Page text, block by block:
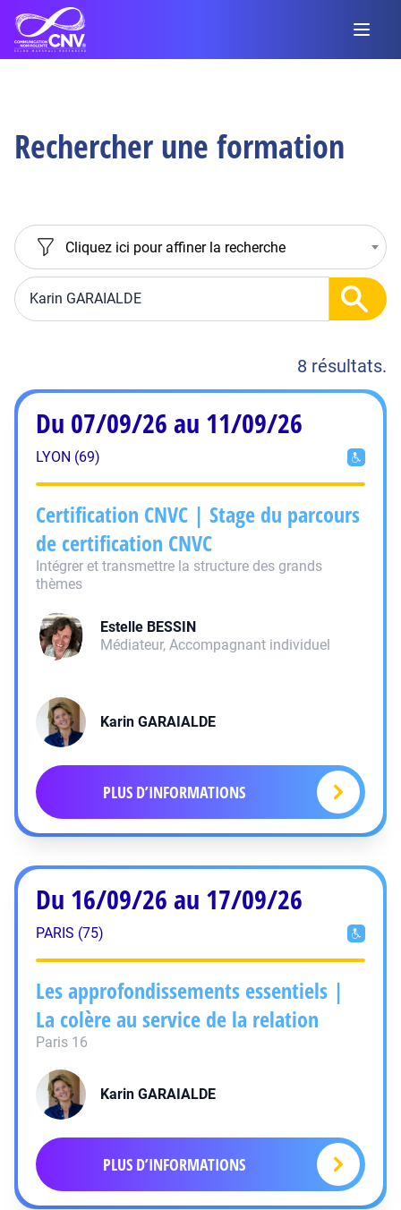
Rechercher une formation
Cliquez ici pour affiner la recherche
8 résultats.
Du 07/09/26 au 11/09/26
LYON (69)
Certification CNVC | Stage du parcours
de certification CNVC
Intégrer et transmettre la structure des grands
thèmes
Estelle BESSIN
Médiateur, Accompagnant individuel
Karin GARAIALDE
PLUS D’INFORMATIONS
Du 16/09/26 au 17/09/26
PARIS (75)
Les approfondissements essentiels |
La colère au service de la relation
Paris 16
Karin GARAIALDE
PLUS D’INFORMATIONS